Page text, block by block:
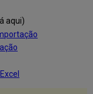
aqui)